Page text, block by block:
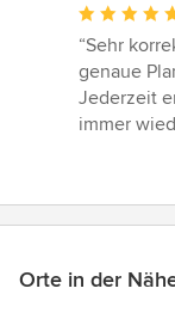
Bewertung:
5
von
5
“Sehr
genaue
Jederzeit
immer
Orte in der